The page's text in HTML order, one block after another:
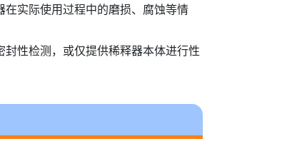
实际使用过程中的磨损、腐蚀等情
性检测，或仅提供稀释器本体进行性